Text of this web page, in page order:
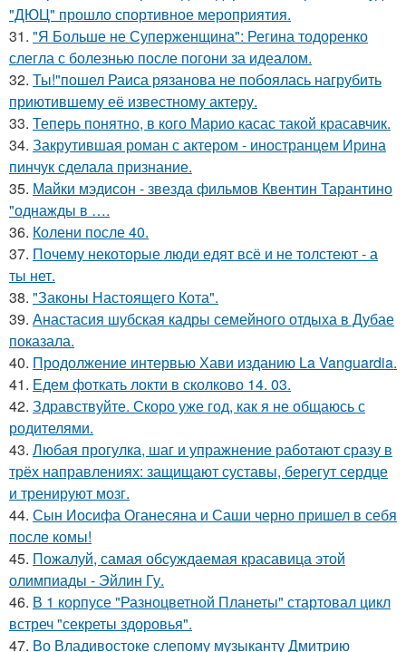
"ДЮЦ" прошло спортивное мероприятия.
31. "Я Больше не Суперженщина": Регина тодоренко
слегла с болезнью после погони за идеалом.
32. Ты!"пошел Раиса рязанова не побоялась нагрубить
приютившему её известному актеру.
33. Теперь понятно, в кого Марио касас такой красавчик.
34. Закрутившая роман с актером - иностранцем Ирина
пинчук сделала признание.
35. Майки мэдисон - звезда фильмов Квентин Тарантино
"однажды в ….
36. Колени после 40.
37. Почему некоторые люди едят всё и не толстеют - а
ты нет.
38. "Законы Настоящего Кота".
39. Анастасия шубская кадры семейного отдыха в Дубае
показала.
40. Продолжение интервью Хави изданию La Vanguardia.
41. Едем фоткать локти в сколково 14. 03.
42. Здравствуйте. Скоро уже год, как я не общаюсь с
родителями.
43. Любая прогулка, шаг и упражнение работают сразу в
трёх направлениях: защищают суставы, берегут сердце
и тренируют мозг.
44. Сын Иосифа Оганесяна и Саши черно пришел в себя
после комы!
45. Пожалуй, самая обсуждаемая красавица этой
олимпиады - Эйлин Гу.
46. В 1 корпусе "Разноцветной Планеты" стартовал цикл
встреч "секреты здоровья".
47. Во Владивостоке слепому музыканту Дмитрию